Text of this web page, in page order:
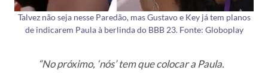
Talvez não seja nesse Paredão, mas Gustavo e Key já tem planos
de indicarem Paula à berlinda do BBB 23. Fonte: Globoplay
“No próximo, ‘nós’ tem que colocar a Paula.